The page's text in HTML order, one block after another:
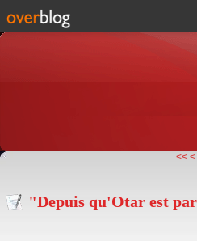
<< <
"Depuis qu'Otar est